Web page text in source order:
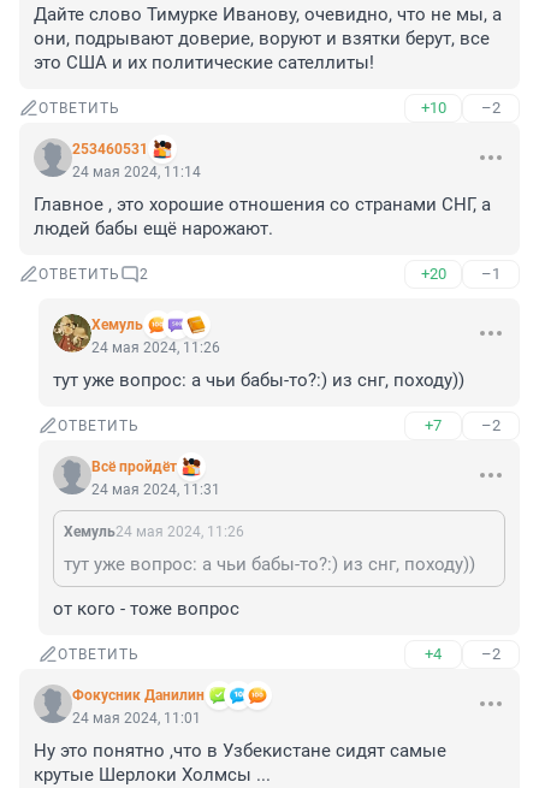
Дайте слово Тимурке Иванову, очевидно, что не мы, а
они, подрывают доверие, воруют и взятки берут, все
это США и их политические сателлиты!
ОТВЕТИТЬ +10 –2
253460531
24 мая 2024, 11:14
Главное , это хорошие отношения со странами СНГ, а
людей бабы ещё нарожают.
ОТВЕТИТЬ 2 +20 –1
Xемуль
24 мая 2024, 11:26
тут уже вопрос: а чьи бабы-то?:) из снг, походу))
ОТВЕТИТЬ +7 –2
Всё пройдёт
24 мая 2024, 11:31
Xемуль24 мая 2024, 11:26
тут уже вопрос: а чьи бабы-то?:) из снг, походу))
от кого - тоже вопрос
ОТВЕТИТЬ +4 –2
Фокусник Данилин
24 мая 2024, 11:01
Ну это понятно ,что в Узбекистане сидят самые
крутые Шерлоки Холмсы ...